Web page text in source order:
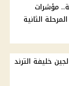
مؤشرات
خليفة الترند